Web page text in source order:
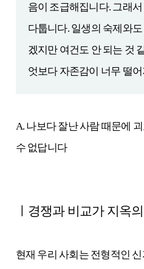
음이 조급해집니다. 그래
다툽니다. 일생의 숙제와
겠지만 여건도 안 되는 것
엇보다 자존감이 너무 떨
A. 나보다 잘난 사람 때문에
수 없답니다
ㅣ경쟁과 비교가 지옥
현재 우리 사회는 전형적인